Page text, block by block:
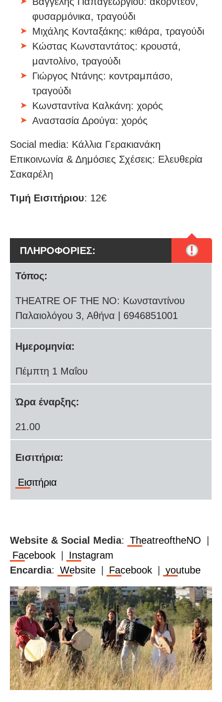
φυσαρμόνικα, τραγούδι
Μιχάλης Κονταξάκης: κιθάρα, τραγούδι
Κώστας Κωνσταντάτος: κρουστά,
μαντολίνο, τραγούδι
Γιώργος Ντάνης: κοντραμπάσο,
τραγούδι
Κωνσταντίνα Καλκάνη: χορός
Αναστασία Δρούγα: χορός
Social media: Κάλλια Γερακιανάκη
Επικοινωνία & Δημόσιες Σχέσεις: Ελευθερία
Σακαρέλη
Τιμή Εισιτήριου: 12€
ΠΛΗΡΟΦΟΡΙΕΣ: !
Τόπος:
THEATRE OF THE NO: Κωνσταντίνου
Παλαιολόγου 3, Αθήνα | 6946851001
Ημερομηνία:
Πέμπτη 1 Μαΐου
Ώρα έναρξης:
21.00
Εισιτήρια:
Εισιτήρια
Website & Social Media: TheatreoftheNO
Facebook
Instagram
Encardia: Website Facebook youtube